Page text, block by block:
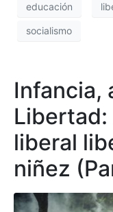
educación
socialismo
Infancia,
Libertad:
liberal
niñez